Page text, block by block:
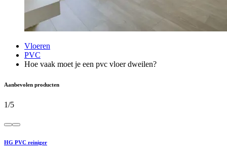
Vloeren
PVC
Hoe vaak moet je een pvc vloer dweilen?
Aanbevolen producten
1/5
HG PVC reiniger